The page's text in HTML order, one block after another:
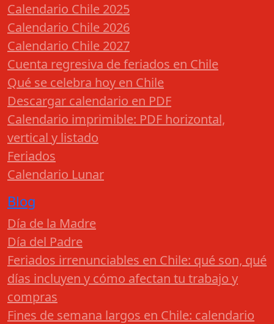
Calendario Chile 2025
Calendario Chile 2026
Calendario Chile 2027
Cuenta regresiva de feriados en Chile
Qué se celebra hoy en Chile
Descargar calendario en PDF
Calendario imprimible: PDF horizontal,
vertical y listado
Feriados
Calendario Lunar
Blog
Día de la Madre
Día del Padre
Feriados irrenunciables en Chile: qué son, qué
días incluyen y cómo afectan tu trabajo y
compras
Fines de semana largos en Chile: calendario